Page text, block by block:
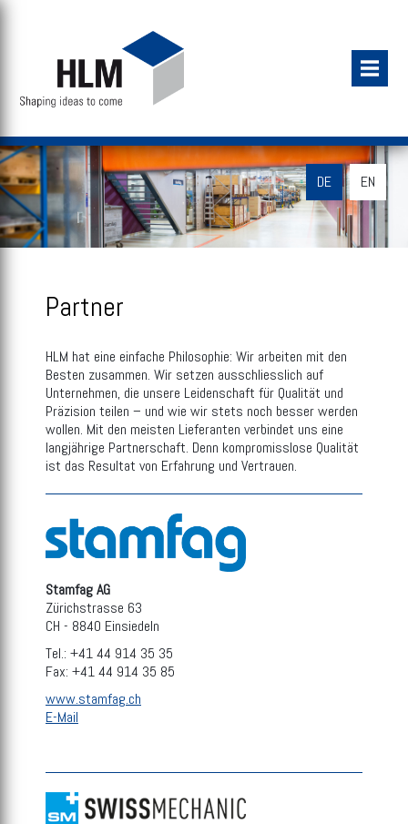
DE EN
Partner
HLM hat eine einfache Philosophie: Wir arbeiten mit den
Besten zusammen. Wir setzen ausschliesslich auf
Unternehmen, die unsere Leidenschaft für Qualität und
Präzision teilen – und wie wir stets noch besser werden
wollen. Mit den meisten Lieferanten verbindet uns eine
langjährige Partnerschaft. Denn kompromisslose Qualität
ist das Resultat von Erfahrung und Vertrauen.
Stamfag AG
Zürichstrasse 63
CH - 8840 Einsiedeln
Tel.: +41 44 914 35 35
Fax: +41 44 914 35 85
www.stamfag.ch
E-Mail